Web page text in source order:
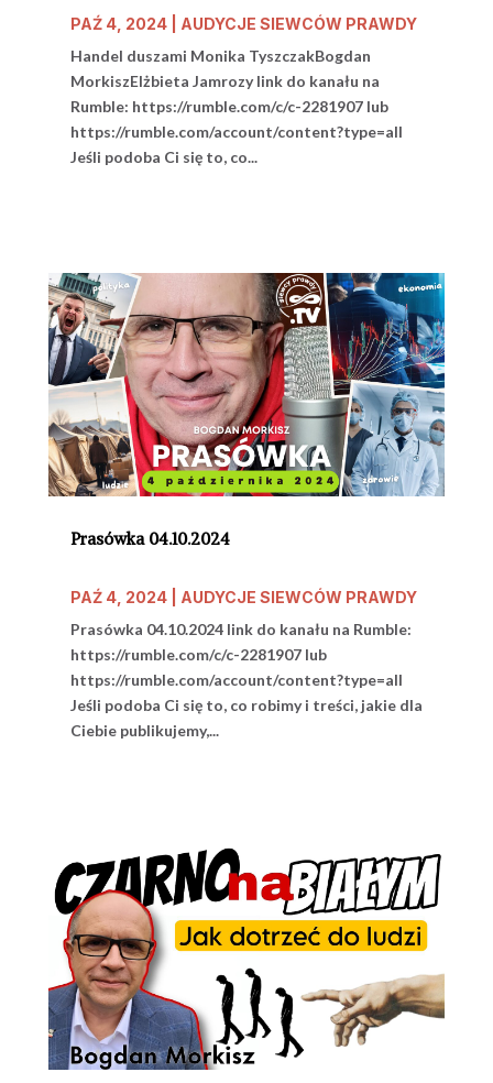
PAŹ 4, 2024| AUDYCJE SIEWCÓW PRAWDY
Handel duszami Monika TyszczakBogdan
MorkiszElżbieta Jamrozy link do kanału na
Rumble: https://rumble.com/c/c-2281907 lub
https://rumble.com/account/content?type=all
Jeśli podoba Ci się to, co...
Prasówka 04.10.2024
PAŹ 4, 2024| AUDYCJE SIEWCÓW PRAWDY
Prasówka 04.10.2024 link do kanału na Rumble:
https://rumble.com/c/c-2281907 lub
https://rumble.com/account/content?type=all
Jeśli podoba Ci się to, co robimy i treści, jakie dla
Ciebie publikujemy,...